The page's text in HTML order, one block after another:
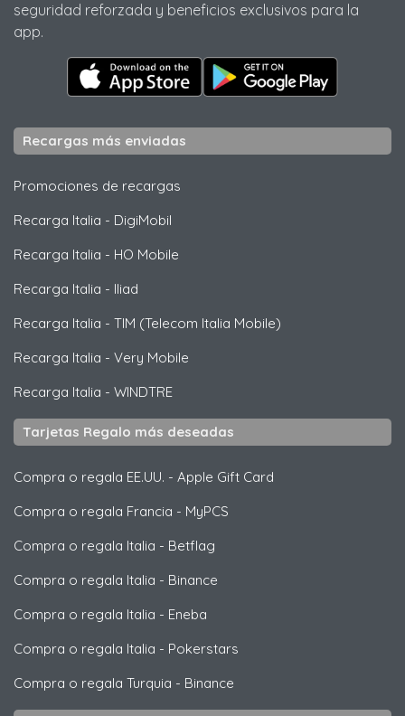
seguridad reforzada y beneficios exclusivos para la
app.
Recargas más enviadas
Promociones de recargas
Recarga Italia - DigiMobil
Recarga Italia - HO Mobile
Recarga Italia - Iliad
Recarga Italia - TIM (Telecom Italia Mobile)
Recarga Italia - Very Mobile
Recarga Italia - WINDTRE
Tarjetas Regalo más deseadas
Compra o regala EE.UU. - Apple Gift Card
Compra o regala Francia - MyPCS
Compra o regala Italia - Betflag
Compra o regala Italia - Binance
Compra o regala Italia - Eneba
Compra o regala Italia - Pokerstars
Compra o regala Turquia - Binance